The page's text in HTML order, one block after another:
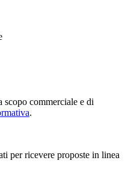
commerciale e di
.
per ricevere proposte in linea